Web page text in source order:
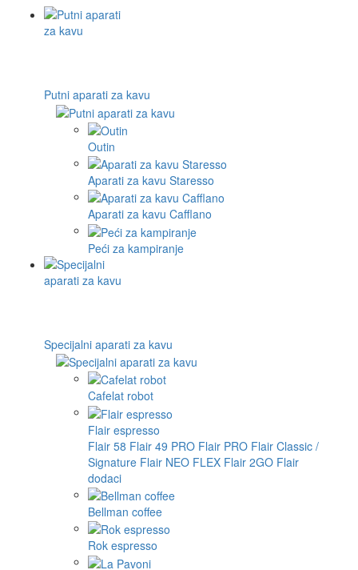
Putni aparati za kavu
Outin
Aparati za kavu Staresso
Aparati za kavu Cafflano
Peći za kampiranje
Specijalni aparati za kavu
Cafelat robot
Flair espresso
Flair 58 Flair 49 PRO Flair PRO Flair Classic /
Signature Flair NEO FLEX Flair 2GO Flair
dodaci
Bellman coffee
Rok espresso